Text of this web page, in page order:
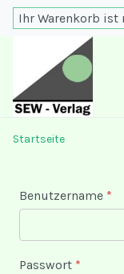
Ihr Warenkorb ist
Startseite
Benutzername *
Passwort *